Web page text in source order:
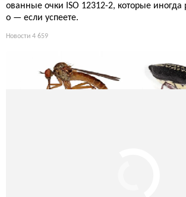
ованные очки ISO 12312-2, которые иногда
о — если успеете.
Новости 4 659